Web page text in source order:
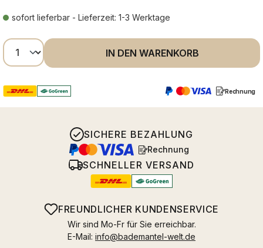
sofort lieferbar - Lieferzeit: 1-3 Werktage
Produkt Anzahl: Gib den gewünschten
IN DEN WARENKORB
Rechnung
SICHERE BEZAHLUNG
Rechnung
SCHNELLER VERSAND
FREUNDLICHER KUNDENSERVICE
Wir sind Mo-Fr für Sie erreichbar.
E-Mail: info@bademantel-welt.de